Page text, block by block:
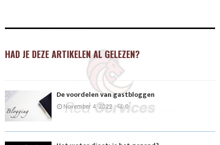
HAD JE DEZE ARTIKELEN AL GELEZEN?
De voordelen van gastbloggen
November 4, 2022 0